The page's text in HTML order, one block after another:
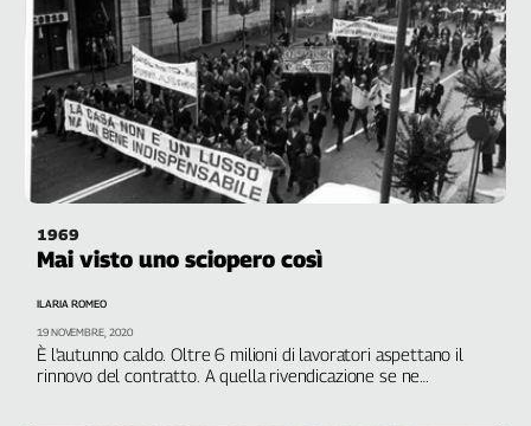
1969
Mai visto uno sciopero così
È l'autunno caldo. Oltre 6 milioni di lavoratori aspettano il
rinnovo del contratto. A quella rivendicazione se ne
ILARIA ROMEO
19 NOVEMBRE, 2020